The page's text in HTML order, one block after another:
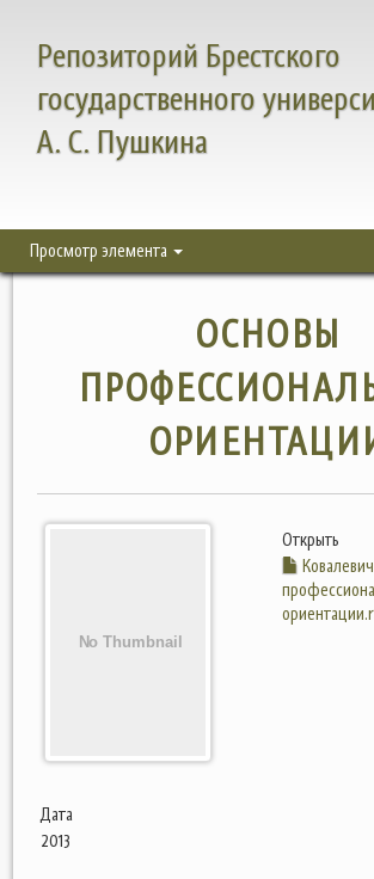
Репозиторий Брестского
государственного
А. С. Пушкина
Просмотр элемента
ОСНОВЫ
Открыть
Дата
2013